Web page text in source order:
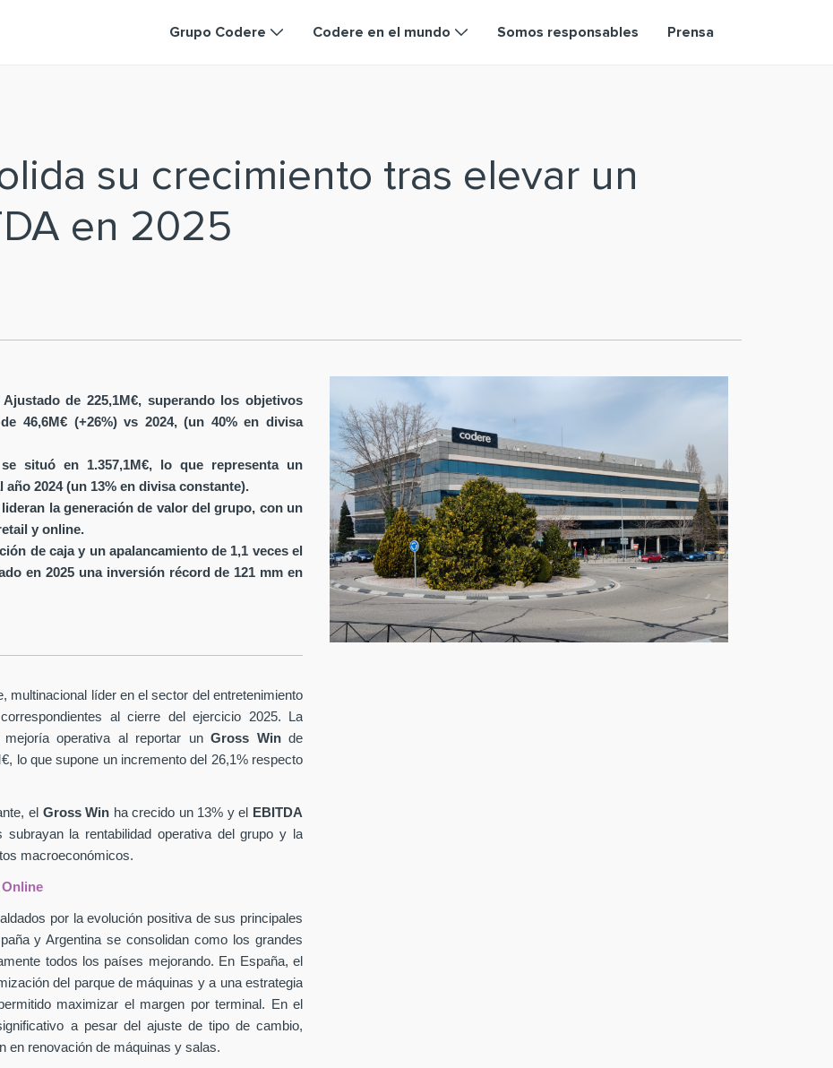
Grupo Codere Codere en el mundo Somos responsables Prensa
su crecimiento tras elevar un
en 2025
de 225,1M€, superando los objetivos
46,6M€ (+26%) vs 2024, (un 40% en divisa
situó en 1.357,1M€, lo que representa un
2024 (un 13% en divisa constante).
la generación de valor del grupo, con un
y online.
de caja y un apalancamiento de 1,1 veces el
en 2025 una inversión récord de 121 mm en
multinacional líder en el sector del entretenimiento
al cierre del ejercicio 2025. La
operativa al reportar un Gross Win de
lo que supone un incremento del 26,1% respecto
el Gross Win ha crecido un 13% y el
EBITDA
la rentabilidad operativa del grupo y la
macroeconómicos.
por la evolución positiva de sus principales
y Argentina se consolidan como los grandes
todos los países mejorando. En España, el
del parque de máquinas y a una estrategia
maximizar el margen por terminal. En el
a pesar del ajuste de tipo de cambio,
en renovación de máquinas y salas.